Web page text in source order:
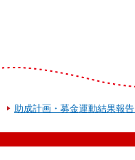
助成計画・募金運動結果報